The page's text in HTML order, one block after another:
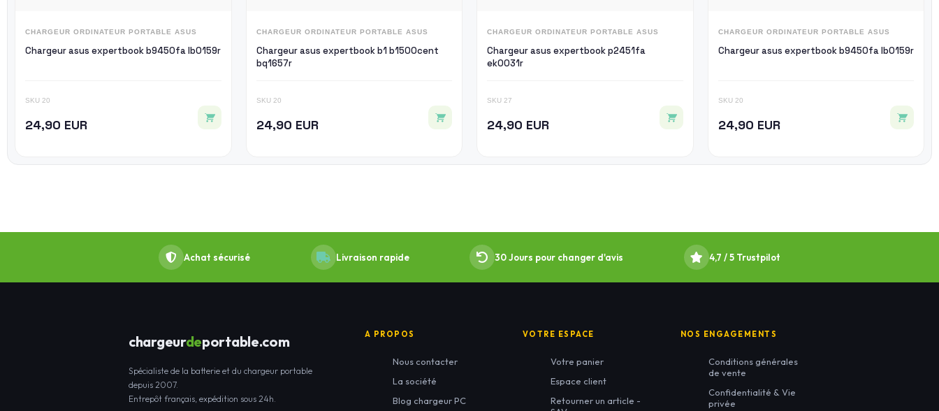
CHARGEUR ORDINATEUR PORTABLE ASUS
Chargeur asus expertbook b9450fa lb0159r
SKU 20
24,90 EUR
CHARGEUR ORDINATEUR PORTABLE ASUS
Chargeur asus expertbook b1 b1500cent
bq1657r
SKU 20
24,90 EUR
CHARGEUR ORDINATEUR PORTABLE ASUS
Chargeur asus expertbook p2451fa
ek0031r
SKU 27
24,90 EUR
CHARGEUR ORDINATEUR PORTABLE ASUS
Chargeur asus expertbook b9450fa lb0159r
SKU 20
24,90 EUR
Achat sécurisé Livraison rapide 30 Jours pour changer d'avis 4,7 / 5 Trustpilot
chargeurdeportable.com
Spécialiste de la batterie et du chargeur portable
depuis 2007.
Entrepôt français, expédition sous 24h.
A PROPOS
Nous contacter
La société
Blog chargeur PC
VOTRE ESPACE
Votre panier
Espace client
Retourner un article -
NOS ENGAGEMENTS
Conditions générales
de vente
Confidentialité & Vie
privée